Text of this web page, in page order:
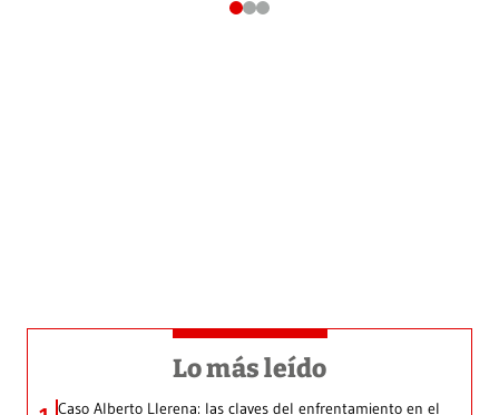
Lo más leído
Caso Alberto Llerena: las claves del enfrentamiento en el